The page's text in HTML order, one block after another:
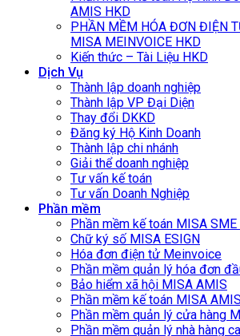
AMIS HKD
PHẦN MỀM HÓA ĐƠN ĐIỆN
MISA MEINVOICE HKD
Kiến thức – Tài Liệu HKD
Dịch Vụ
Thành lập doanh nghiệp
Thành lập VP Đại Diện
Thay đổi DKKD
Đăng ký Hộ Kinh Doanh
Thành lập chi nhánh
Giải thể doanh nghiệp
Tư vấn kế toán
Tư vấn Doanh Nghiệp
Phần mềm
Phần mềm kế toán MISA SME
Chữ ký số MISA ESIGN
Hóa đơn điện tử Meinvoice
Phần mềm quản lý hóa đơn
Bảo hiểm xã hội MISA AMIS
Phần mềm kế toán MISA
Phần mềm quản lý cửa hàng
Phần mềm quản lý nhà hàng